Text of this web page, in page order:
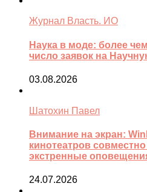
Журнал Власть. ИО
Наука в моде: более
число заявок на
03.08.2026
Шатохин Павел
Внимание на экран:
кинотеатров
экстренные
24.07.2026